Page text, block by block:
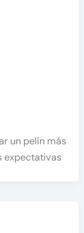
un pelín más
expectativas